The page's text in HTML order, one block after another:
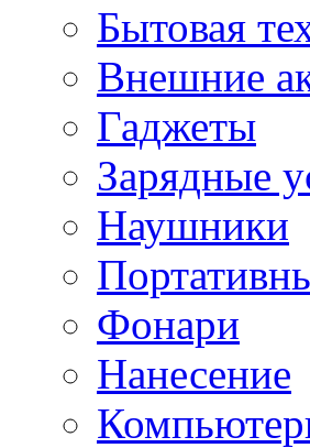
Бытовая
Внешние
Гаджеты
Зарядные
Наушники
Фонари
Нанесение